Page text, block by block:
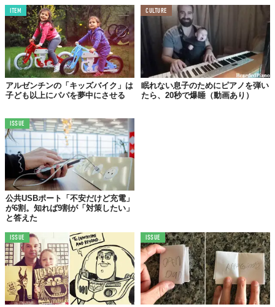
フリン・ライダーに扮するパパ。
ちょっとベストがきつかったけどね。
そんなお茶目さを感じさせない、パパの歌声も素敵なんです。
ITEM
アルゼンチンの「キッズバイク」は
子ども以上にパパを夢中にさせる
CULTURE
眠れない息子のためにピアノを弾い
たら、20秒で爆睡（動画あり）
ISSUE
公共USBポート「不安だけど充電」
が6割。知れば9割が「対策したい」
と答えた
ISSUE ISSUE